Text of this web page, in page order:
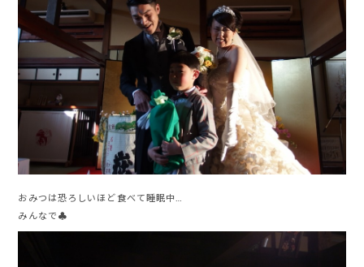
おみつは恐ろしいほど食べて睡眠中…
みんなで♣